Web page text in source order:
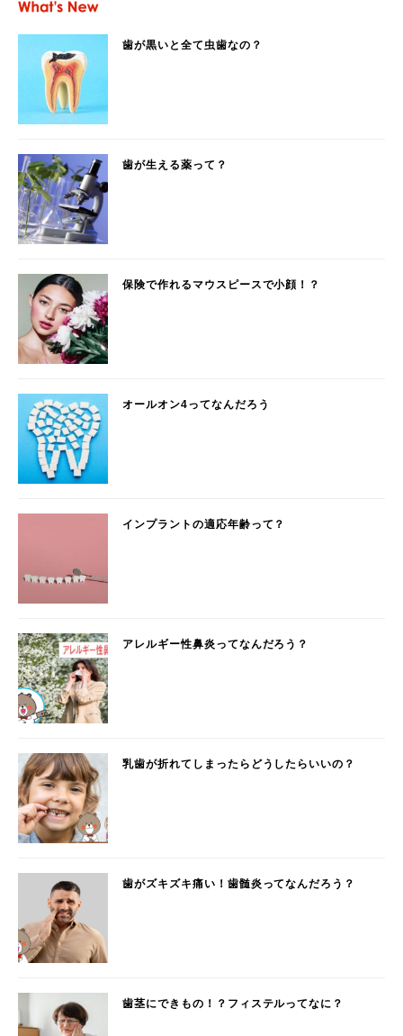
歯が黒いと全て虫歯なの？
歯が生える薬って？
保険で作れるマウスピースで小顔！？
オールオン4ってなんだろう
インプラントの適応年齢って？
アレルギー性鼻炎ってなんだろう？
乳歯が折れてしまったらどうしたらいいの？
歯がズキズキ痛い！歯髄炎ってなんだろう？
歯茎にできもの！？フィステルってなに？